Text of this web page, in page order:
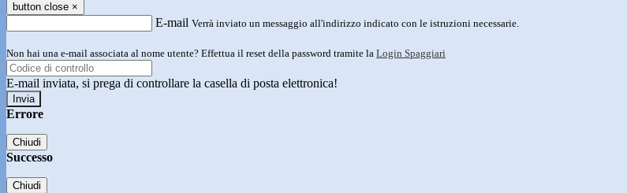
button close ×
E-mail Verrà inviato un messaggio all'indirizzo indicato con le istruzioni necessarie.
Non hai una e-mail associata al nome utente? Effettua il reset della password tramite la Login Spaggiari
E-mail inviata, si prega di controllare la casella di posta elettronica!
Errore
Chiudi
Successo
Chiudi